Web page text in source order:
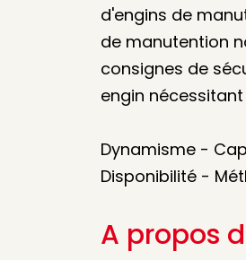
d'engins de
de manutention
consignes de
engin
Dynamisme -
Disponibilité -
A propos